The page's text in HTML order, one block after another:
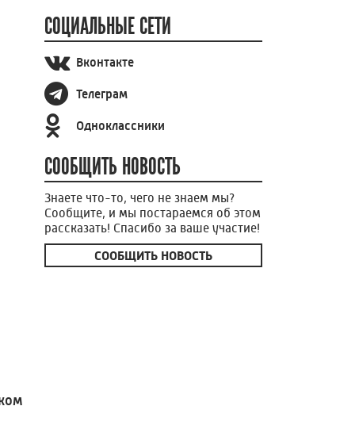
СОЦИАЛЬНЫЕ СЕТИ
Вконтакте
Телеграм
Одноклассники
СООБЩИТЬ НОВОСТЬ
Знаете что-то, чего не знаем мы?
Сообщите, и мы постараемся об этом
рассказать! Спасибо за ваше участие!
СООБЩИТЬ НОВОСТЬ